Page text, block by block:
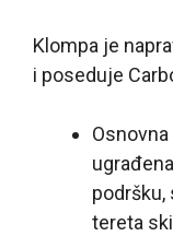
Klompa je
i poseduje
podršku,
tereta